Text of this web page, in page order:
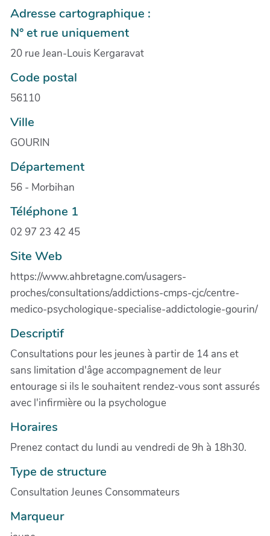
Adresse cartographique :
N° et rue uniquement
20 rue Jean-Louis Kergaravat
Code postal
56110
Ville
GOURIN
Département
56 - Morbihan
Téléphone 1
02 97 23 42 45
Site Web
https://www.ahbretagne.com/usagers-
proches/consultations/addictions-cmps-cjc/centre-
medico-psychologique-specialise-addictologie-gourin/
Descriptif
Consultations pour les jeunes à partir de 14 ans et
sans limitation d'âge accompagnement de leur
entourage si ils le souhaitent rendez-vous sont assurés
avec l'infirmière ou la psychologue
Horaires
Prenez contact du lundi au vendredi de 9h à 18h30.
Type de structure
Consultation Jeunes Consommateurs
Marqueur